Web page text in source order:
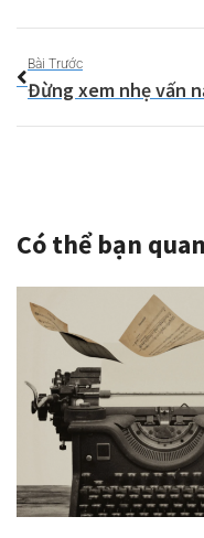
Bài Trước
Có thể bạn